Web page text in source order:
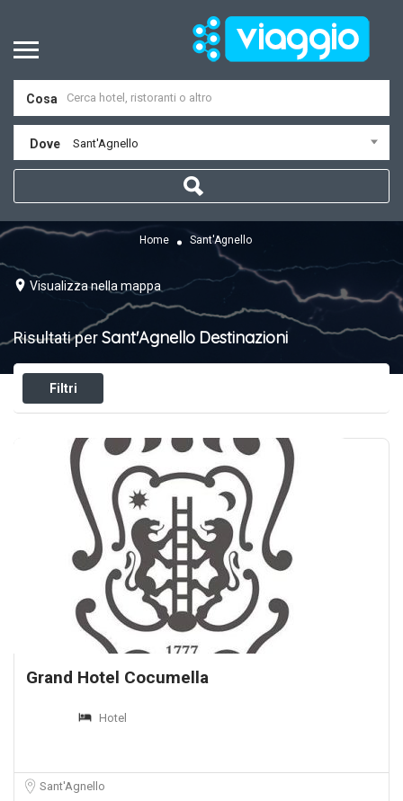
Cosa
Dove Sant'Agnello
Home Sant'Agnello
Visualizza nella mappa
Risultati perSant'Agnello Destinazioni
Filtri
Grand Hotel Cocumella
Hotel
Sant'Agnello